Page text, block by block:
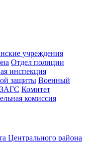
учреждения
Отдел полиции
инспекция
защиты Военный
Комитет
комиссия
Центрального района